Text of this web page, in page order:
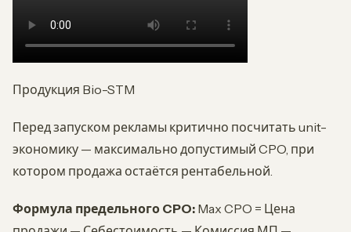
Продукция Bio-STM
Перед запуском рекламы критично посчитать unit-
экономику — максимально допустимый CPO, при
котором продажа остаётся рентабельной.
Формула предельного CPO: Max CPO = Цена